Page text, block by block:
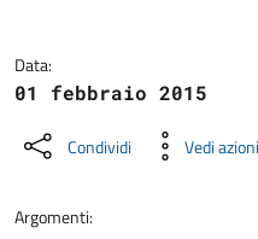
Data:
01 febbraio 2015
Condividi Vedi azioni
Argomenti: